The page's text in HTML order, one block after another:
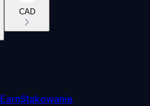
CAD
EarnStakowanie